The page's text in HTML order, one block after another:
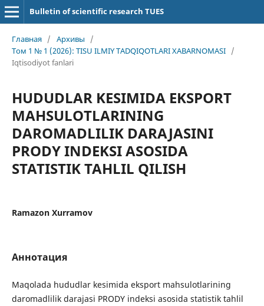
Bulletin of scientific research TUES
Главная / Архивы
/
Том 1 № 1 (2026): TISU ILMIY TADQIQOTLARI XABARNOMASI /
Iqtisodiyot fanlari
HUDUDLAR KESIMIDA EKSPORT
MAHSULOTLARINING
DAROMADLILIK DARAJASINI
PRODY INDEKSI ASOSIDA
STATISTIK TAHLIL QILISH
Ramazon Xurramov
Аннотация
Maqolada hududlar kesimida eksport mahsulotlarining
daromadlilik darajasi PRODY indeksi asosida statistik tahlil